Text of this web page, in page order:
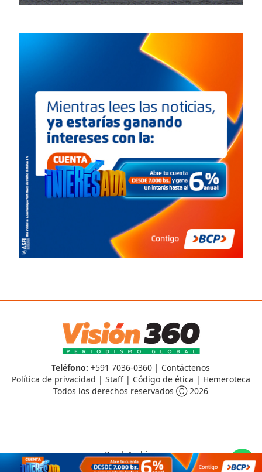
Teléfono: +591 7036-0360 | Contáctenos
Política de privacidad | Staff| Código de ética | Hemeroteca
Todos los derechos reservados Ⓒ 2026
Rss|Archivo
CMS para mediosbyTroop